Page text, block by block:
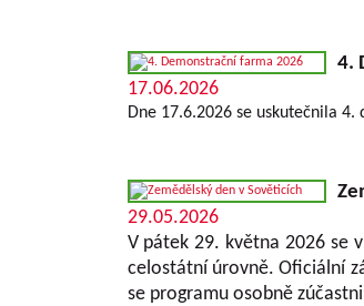
4.
17.06.2026
Dne 17.6.2026 se uskutečnila
29.05.2026
V pátek 29. května 2026 se
celostátní úrovně. Oficiální
se programu osobně